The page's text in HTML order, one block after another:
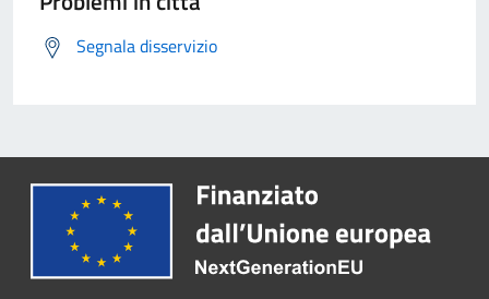
Segnala disservizio